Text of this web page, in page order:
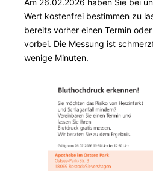
Wert kostenfrei bestimmen zu
bereits vorher einen Termin
vorbei. Die Messung ist
wenige Minuten.